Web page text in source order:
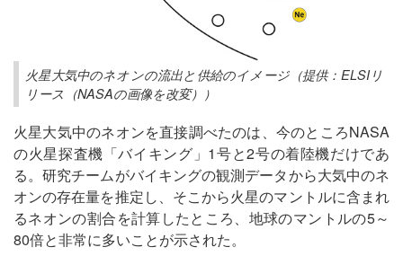
火星大気中のネオンの流出と供給のイメージ（提供：ELSIリ
リース（NASAの画像を改変））
火星大気中のネオンを直接調べたのは、今のところNASA
の火星探査機「バイキング」1号と2号の着陸機だけであ
る。研究チームがバイキングの観測データから大気中のネ
オンの存在量を推定し、そこから火星のマントルに含まれ
るネオンの割合を計算したところ、地球のマントルの5～
80倍と非常に多いことが示された。